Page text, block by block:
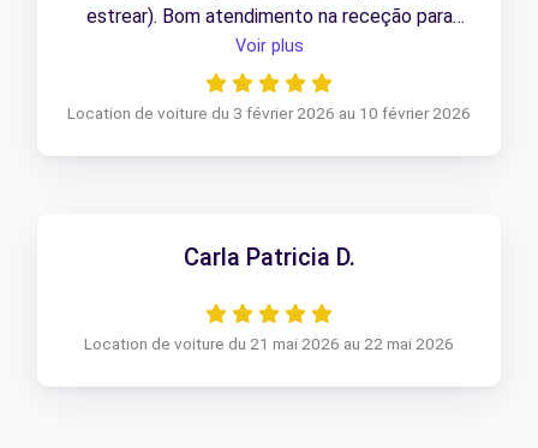
estrear). Bom atendimento na receção para
levantamento e entrega da viatura.
Voir plus
Location de voiture du 3 février 2026 au 10 février 2026
Carla Patricia D.
Location de voiture du 21 mai 2026 au 22 mai 2026